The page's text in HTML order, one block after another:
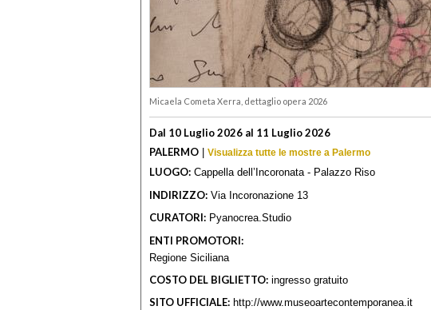
Micaela Cometa Xerra, dettaglio opera 2026
Dal 10 Luglio 2026 al 11 Luglio 2026
PALERMO | Visualizza tutte le mostre a Palermo
LUOGO: Cappella dell’Incoronata - Palazzo Riso
INDIRIZZO: Via Incoronazione 13
CURATORI: Pyanocrea.Studio
ENTI PROMOTORI:
Regione Siciliana
COSTO DEL BIGLIETTO: ingresso gratuito
SITO UFFICIALE: http://www.museoartecontemporanea.it